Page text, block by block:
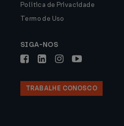
Política de Privacidade
Termo de Uso
SIGA-NOS
TRABALHE CONOSCO